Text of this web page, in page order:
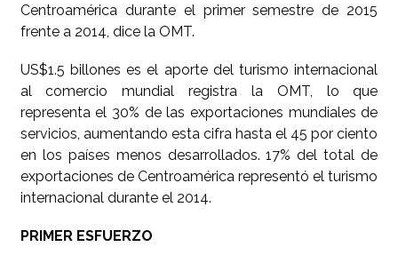
Centroamérica durante el primer semestre de 2015
frente a 2014, dice la OMT.
US$1.5 billones es el aporte del turismo internacional
al comercio mundial registra la OMT, lo que
representa el 30% de las exportaciones mundiales de
servicios, aumentando esta cifra hasta el 45 por ciento
en los países menos desarrollados. 17% del total de
exportaciones de Centroamérica representó el turismo
internacional durante el 2014.
PRIMER ESFUERZO